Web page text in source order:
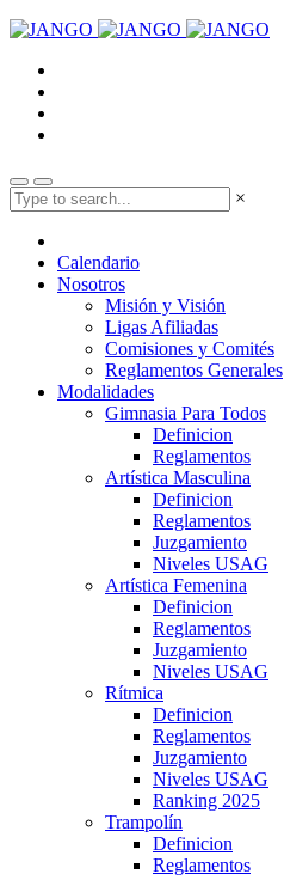
×
Calendario
Nosotros
Misión y Visión
Ligas Afiliadas
Comisiones y Comités
Reglamentos Generales
Modalidades
Gimnasia Para Todos
Definicion
Reglamentos
Artística Masculina
Definicion
Reglamentos
Juzgamiento
Niveles USAG
Artística Femenina
Definicion
Reglamentos
Juzgamiento
Niveles USAG
Rítmica
Definicion
Reglamentos
Juzgamiento
Niveles USAG
Ranking 2025
Trampolín
Definicion
Reglamentos